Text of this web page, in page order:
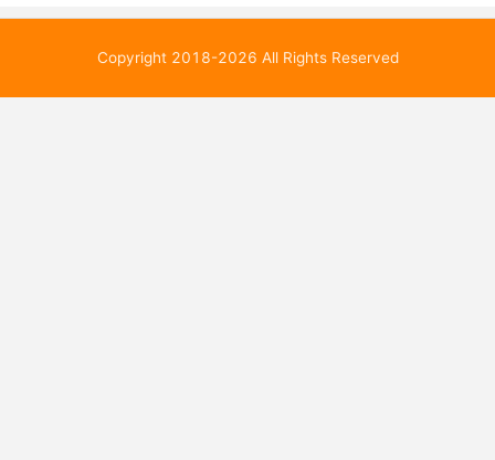
Copyright 2018-2026 All Rights Reserved